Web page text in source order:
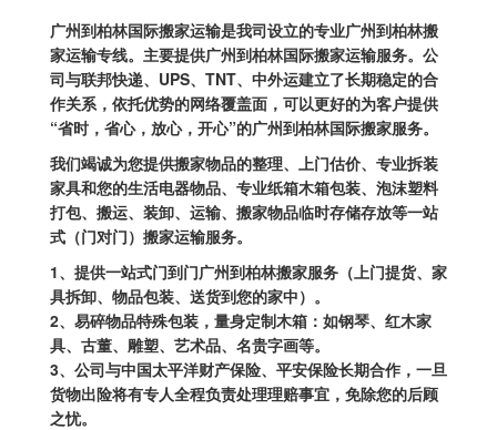
广州到柏林国际搬家运输是我司设立的专业广州到柏林搬
家运输专线。主要提供广州到柏林国际搬家运输服务。公
司与联邦快递、UPS、TNT、中外运建立了长期稳定的合
作关系，依托优势的网络覆盖面，可以更好的为客户提供
“省时，省心，放心，开心”的广州到柏林国际搬家服务。
我们竭诚为您提供搬家物品的整理、上门估价、专业拆装
家具和您的生活电器物品、专业纸箱木箱包装、泡沫塑料
打包、搬运、装卸、运输、搬家物品临时存储存放等一站
式（门对门）搬家运输服务。
1、提供一站式门到门广州到柏林搬家服务（上门提货、家
具拆卸、物品包装、送货到您的家中）。
2、易碎物品特殊包装，量身定制木箱：如钢琴、红木家
具、古董、雕塑、艺术品、名贵字画等。
3、公司与中国太平洋财产保险、平安保险长期合作，一旦
货物出险将有专人全程负责处理理赔事宜，免除您的后顾
之忧。